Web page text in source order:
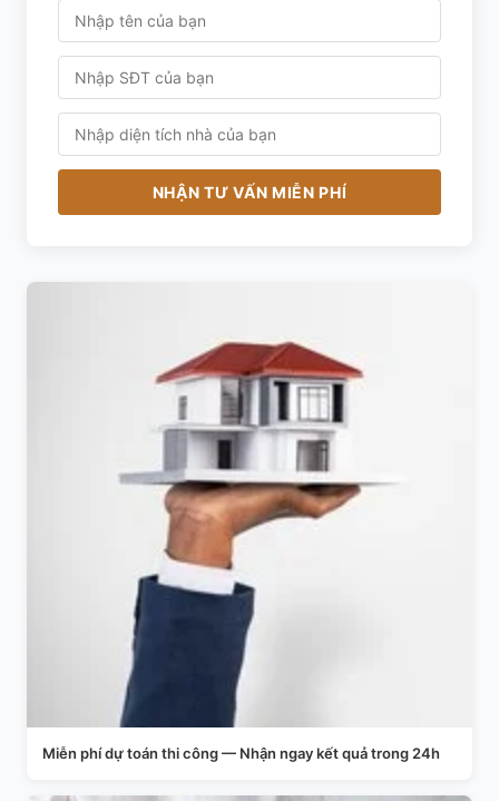
NHẬN TƯ VẤN MIỄN PHÍ
Miễn phí dự toán thi công — Nhận ngay kết quả trong 24h